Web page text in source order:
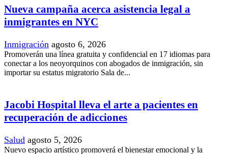
Nueva campaña acerca asistencia legal a
inmigrantes en NYC
Inmigración agosto 6, 2026
Promoverán una línea gratuita y confidencial en 17 idiomas para
conectar a los neoyorquinos con abogados de inmigración, sin
importar su estatus migratorio Sala de...
Jacobi Hospital lleva el arte a pacientes en
recuperación de adicciones
Salud agosto 5, 2026
Nuevo espacio artístico promoverá el bienestar emocional y la